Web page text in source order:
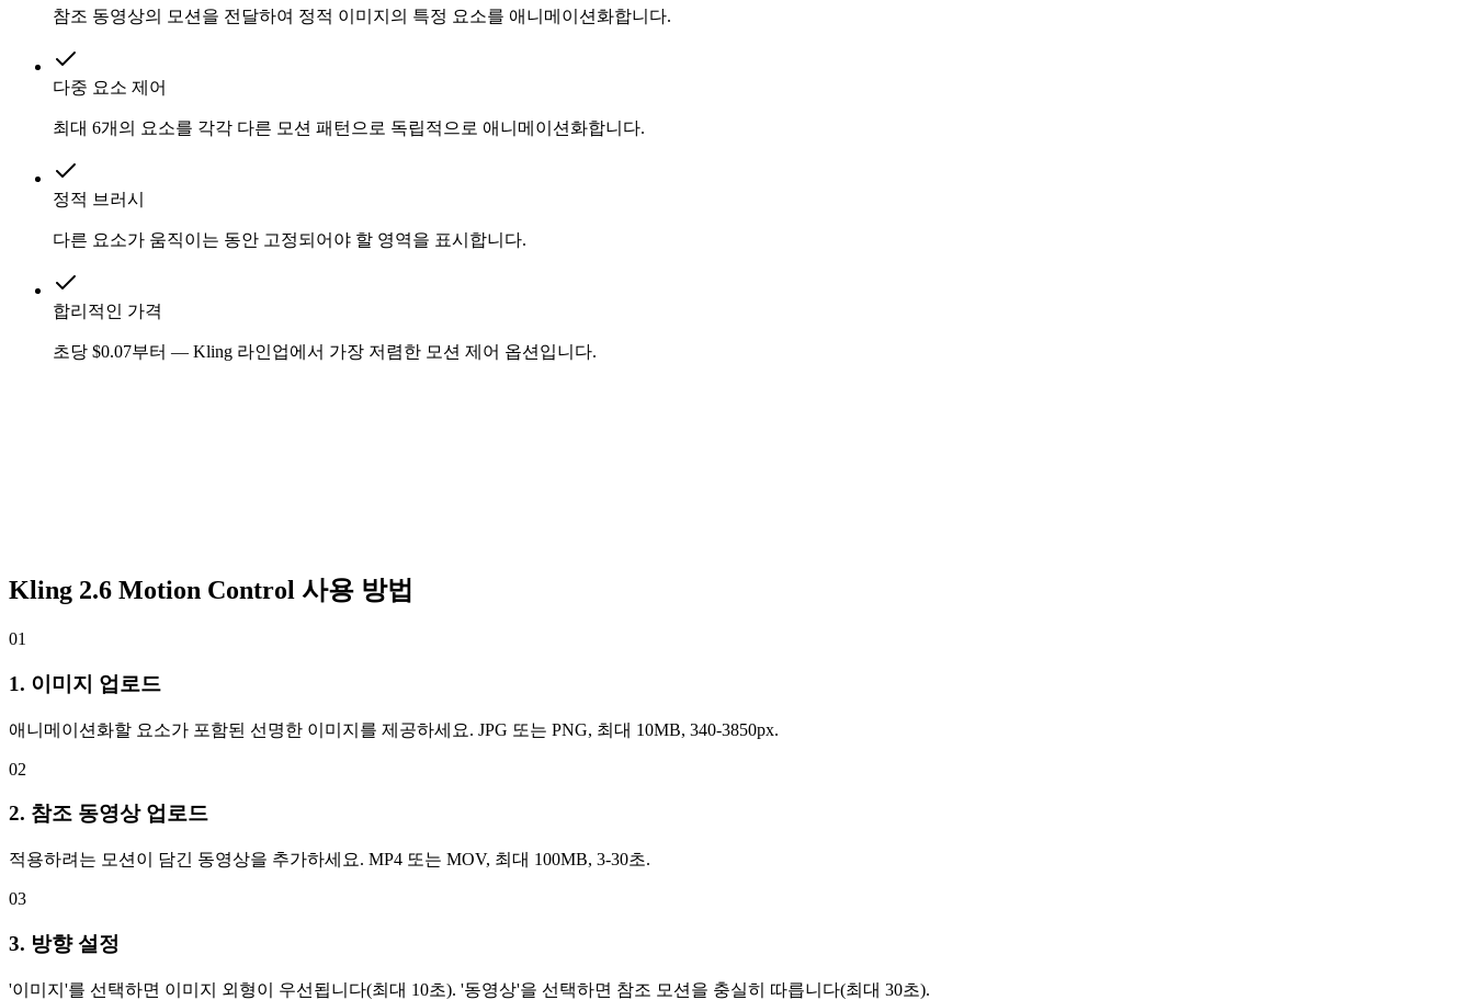
참조 동영상의 모션을 전달하여 정적 이미지의 특정 요소를 애니메이션화합니다.
다중 요소 제어
최대 6개의 요소를 각각 다른 모션 패턴으로 독립적으로 애니메이션화합니다.
정적 브러시
다른 요소가 움직이는 동안 고정되어야 할 영역을 표시합니다.
합리적인 가격
초당 $0.07부터 — Kling 라인업에서 가장 저렴한 모션 제어 옵션입니다.
Kling 2.6 Motion Control 사용 방법
01
1. 이미지 업로드
애니메이션화할 요소가 포함된 선명한 이미지를 제공하세요. JPG 또는 PNG, 최대 10MB, 340-3850px.
02
2. 참조 동영상 업로드
적용하려는 모션이 담긴 동영상을 추가하세요. MP4 또는 MOV, 최대 100MB, 3-30초.
03
3. 방향 설정
'이미지'를 선택하면 이미지 외형이 우선됩니다(최대 10초). '동영상'을 선택하면 참조 모션을 충실히 따릅니다(최대 30초).